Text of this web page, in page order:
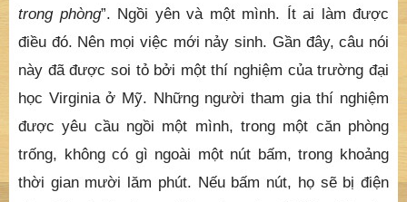
trong phòng”. Ngồi yên và một mình. Ít ai làm được
điều đó. Nên mọi việc mới nảy sinh. Gần đây, câu nói
này đã được soi tỏ bởi một thí nghiệm của trường đại
học Virginia ở Mỹ. Những người tham gia thí nghiệm
được yêu cầu ngồi một mình, trong một căn phòng
trống, không có gì ngoài một nút bấm, trong khoảng
thời gian mười lăm phút. Nếu bấm nút, họ sẽ bị điện